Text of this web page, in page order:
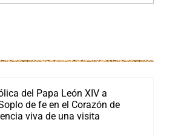
del Papa León XIV a
de fe en el Corazón de
viva de una visita